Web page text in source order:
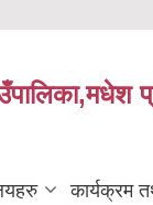
कार्यक्रम